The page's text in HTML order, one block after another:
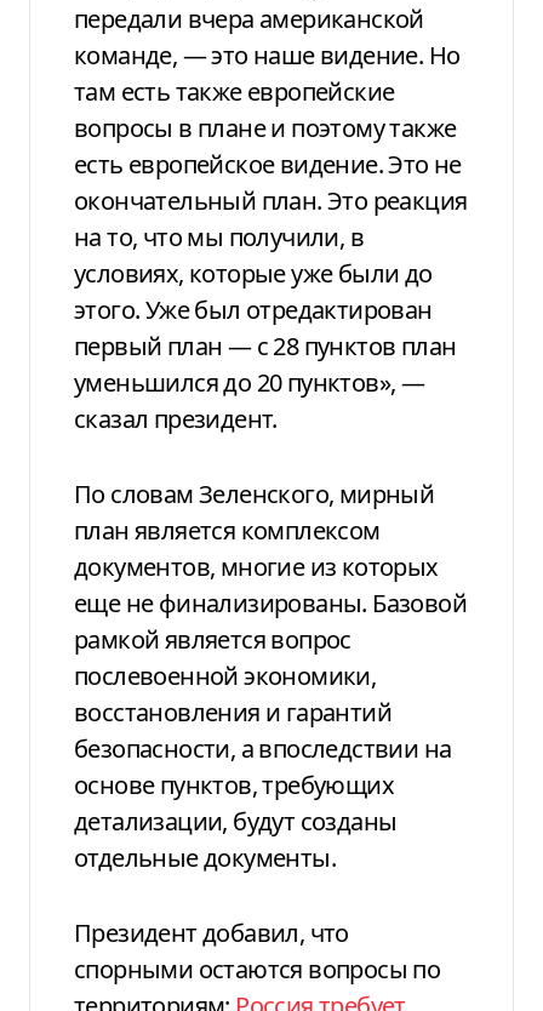
передали вчера американской
команде, — это наше видение. Но
там есть также европейские
вопросы в плане и поэтому также
есть европейское видение. Это не
окончательный план. Это реакция
на то, что мы получили, в
условиях, которые уже были до
этого. Уже был отредактирован
первый план — с 28 пунктов план
уменьшился до 20 пунктов», —
сказал президент.
По словам Зеленского, мирный
план является комплексом
документов, многие из которых
еще не финализированы. Базовой
рамкой является вопрос
послевоенной экономики,
восстановления и гарантий
безопасности, а впоследствии на
основе пунктов, требующих
детализации, будут созданы
отдельные документы.
Президент добавил, что
спорными остаются вопросы по